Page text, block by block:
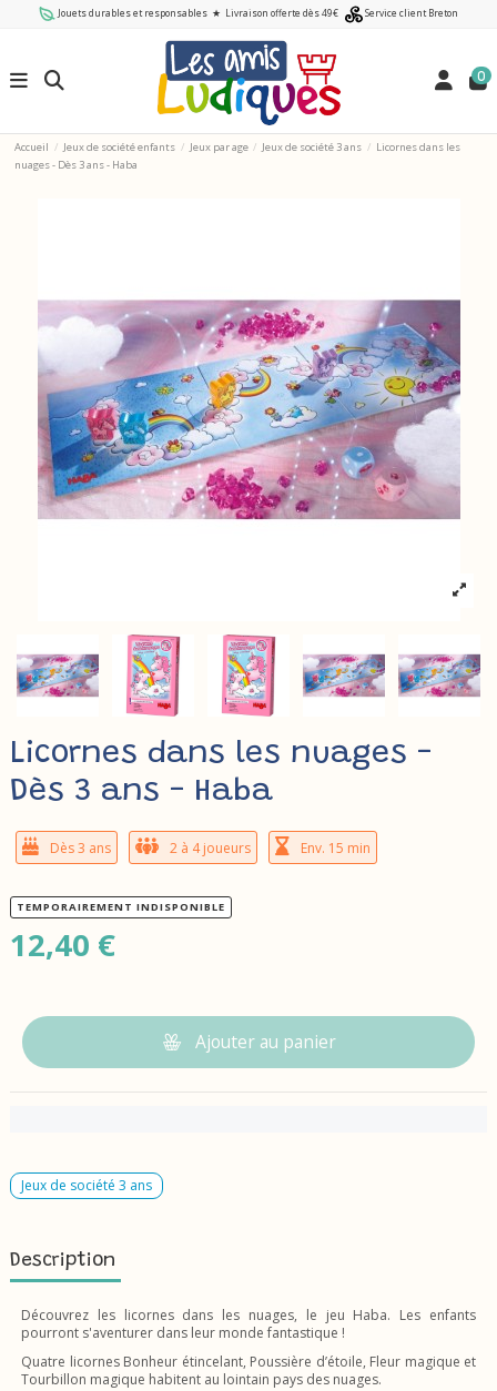
Jouets durables et responsables ★ Livraison offerte dès 49€ Service client Breton
0
Accueil Jeux de société enfants Jeux par age Jeux de société 3 ans
Licornes dans les
nuages - Dès 3 ans - Haba
Licornes dans les nuages -
Dès 3 ans - Haba
Dès 3 ans 2 à 4 joueurs Env. 15 min
TEMPORAIREMENT INDISPONIBLE
12,40 €
Ajouter au panier
Jeux de société 3 ans
Description
Découvrez les licornes dans les nuages, le jeu Haba. Les enfants
pourront s'aventurer dans leur monde fantastique !
Quatre licornes Bonheur étincelant, Poussière d’étoile, Fleur magique et
Tourbillon magique habitent au lointain pays des nuages.